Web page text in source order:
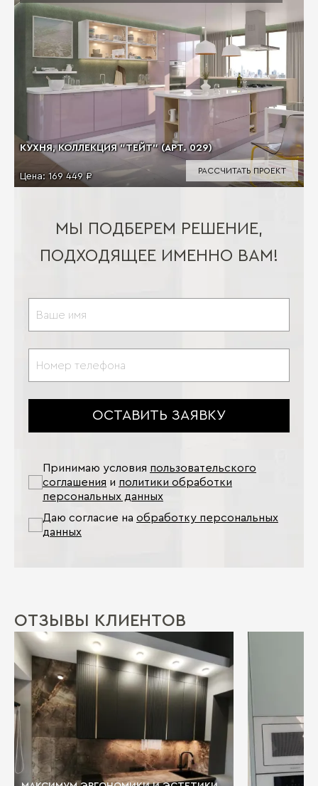
КУХНЯ, КОЛЛЕКЦИЯ "ТЕЙТ" (АРТ. 029)
Цена: 169 449 ₽
РАССЧИТАТЬ ПРОЕКТ
МЫ ПОДБЕРЕМ РЕШЕНИЕ,
ПОДХОДЯЩЕЕ ИМЕННО ВАМ!
ОСТАВИТЬ ЗАЯВКУ
Принимаю условия пользовательского
соглашения и политики обработки
персональных данных
Даю согласие на обработку персональных
данных
ОТЗЫВЫ КЛИЕНТОВ